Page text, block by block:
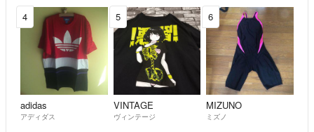
◯海外商品は一部を除き、紙のタグはついておりません。
◯スムーズなお取り引きを心掛けますが、仕事をしているため、連絡が
遅くなることがあります。
4
adidas
アディダス
5
VINTAGE
ヴィンテージ
6
MIZUNO
ミズノ